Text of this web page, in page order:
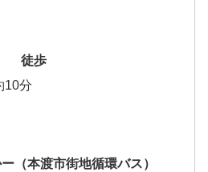
徒歩
10分
（本渡市街地循環バス）